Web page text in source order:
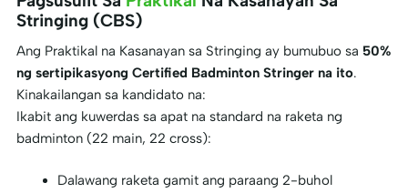
Stringing (CBS)
Ang Praktikal na Kasanayan sa Stringing ay bumubuo sa 50%
ng sertipikasyong Certified Badminton Stringer na ito.
Kinakailangan sa kandidato na:
Ikabit ang kuwerdas sa apat na standard na raketa ng
badminton (22 main, 22 cross):
Dalawang raketa gamit ang paraang 2-buhol